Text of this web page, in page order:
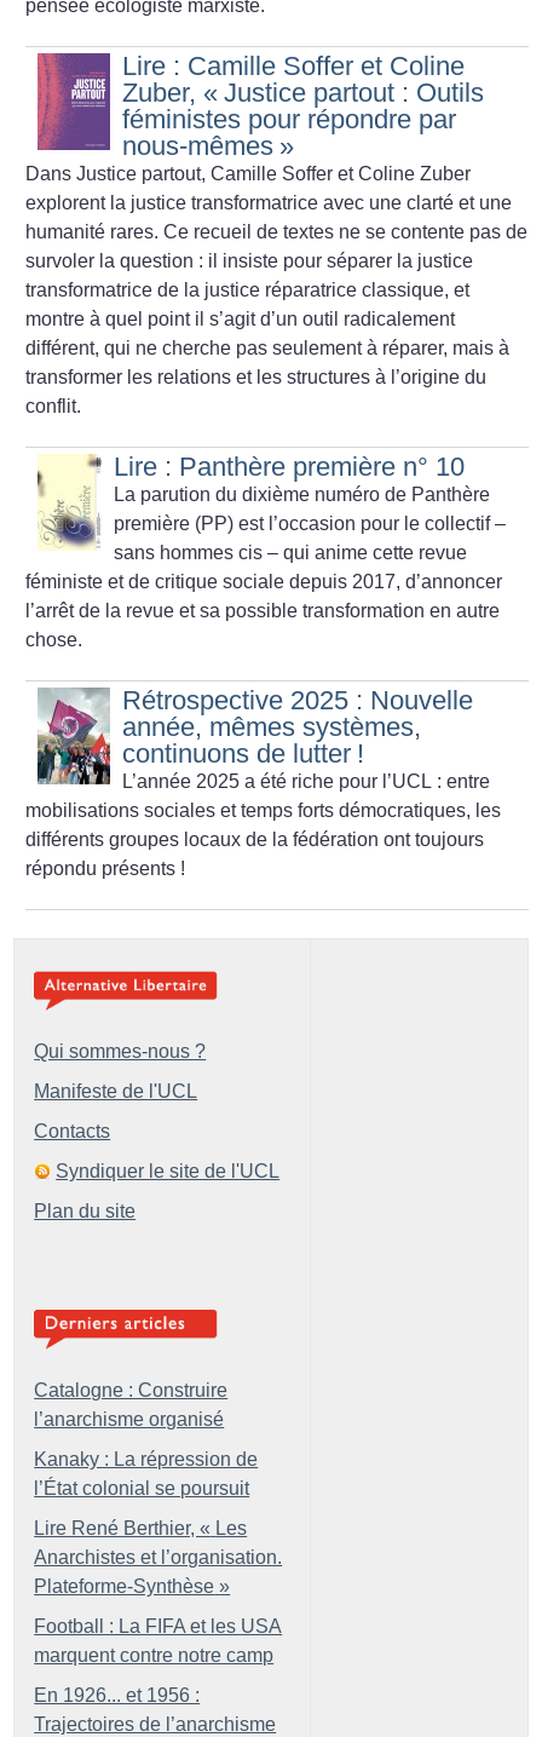
pensée écologiste marxiste.
Lire : Camille Soffer et Coline
Zuber, « Justice partout : Outils
féministes pour répondre par
nous-mêmes »
Dans Justice partout, Camille Soffer et Coline Zuber
explorent la justice transformatrice avec une clarté et une
humanité rares. Ce recueil de textes ne se contente pas de
survoler la question : il insiste pour séparer la justice
transformatrice de la justice réparatrice classique, et
montre à quel point il s’agit d’un outil radicalement
différent, qui ne cherche pas seulement à réparer, mais à
transformer les relations et les structures à l’origine du
conflit.
Lire : Panthère première n° 10
La parution du dixième numéro de Panthère
première (PP) est l’occasion pour le collectif –
sans hommes cis – qui anime cette revue
féministe et de critique sociale depuis 2017, d’annoncer
l’arrêt de la revue et sa possible transformation en autre
chose.
Rétrospective 2025 : Nouvelle
année, mêmes systèmes,
continuons de lutter !
L’année 2025 a été riche pour l’UCL : entre
mobilisations sociales et temps forts démocratiques, les
différents groupes locaux de la fédération ont toujours
répondu présents !
Qui sommes-nous ?
Manifeste de l'UCL
Contacts
Syndiquer le site de l'UCL
Plan du site
Catalogne : Construire
l’anarchisme organisé
Kanaky : La répression de
l’État colonial se poursuit
Lire René Berthier, « Les
Anarchistes et l’organisation.
Plateforme-Synthèse »
Football : La FIFA et les USA
marquent contre notre camp
En 1926... et 1956 :
Trajectoires de l’anarchisme